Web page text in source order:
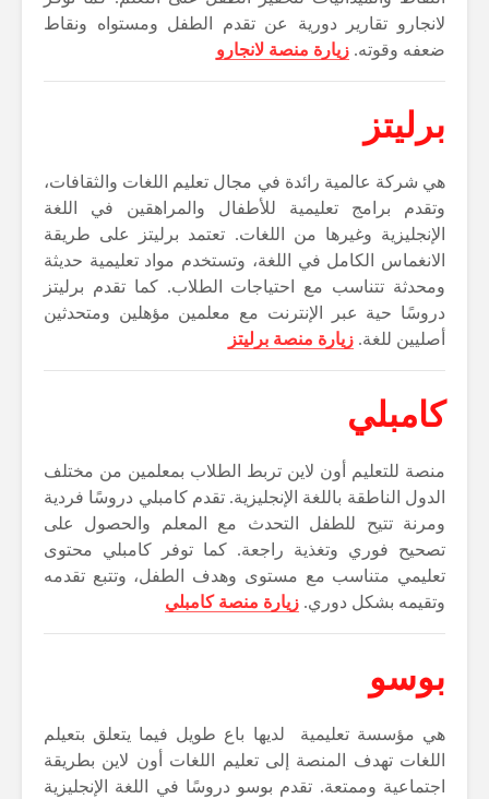
لانجارو تقارير دورية عن تقدم الطفل ومستواه ونقاط
ضعفه وقوته. زيارة منصة لانجارو
برليتز
هي شركة عالمية رائدة في مجال تعليم اللغات والثقافات،
وتقدم برامج تعليمية للأطفال والمراهقين في اللغة
الإنجليزية وغيرها من اللغات. تعتمد برليتز على طريقة
الانغماس الكامل في اللغة، وتستخدم مواد تعليمية حديثة
ومحدثة تتناسب مع احتياجات الطلاب. كما تقدم برليتز
دروسًا حية عبر الإنترنت مع معلمين مؤهلين ومتحدثين
أصليين للغة. زيارة منصة برليتز
كامبلي
منصة للتعليم أون لاين تربط الطلاب بمعلمين من مختلف
الدول الناطقة باللغة الإنجليزية. تقدم كامبلي دروسًا فردية
ومرنة تتيح للطفل التحدث مع المعلم والحصول على
تصحيح فوري وتغذية راجعة. كما توفر كامبلي محتوى
تعليمي متناسب مع مستوى وهدف الطفل، وتتبع تقدمه
وتقيمه بشكل دوري. زيارة منصة كامبلي
بوسو
هي مؤسسة تعليمية لديها باع طويل فيما يتعلق بتعيلم
اللغات تهدف المنصة إلى تعليم اللغات أون لاين بطريقة
اجتماعية وممتعة. تقدم بوسو دروسًا في اللغة الإنجليزية